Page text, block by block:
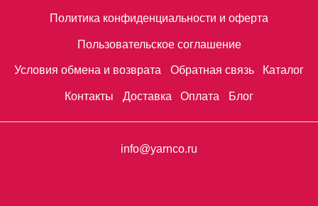
Политика конфиденциальности и оферта
Пользовательское соглашение
Условия обмена и возврата Обратная связь Каталог
Контакты Доставка Оплата Блог
info@yarnco.ru